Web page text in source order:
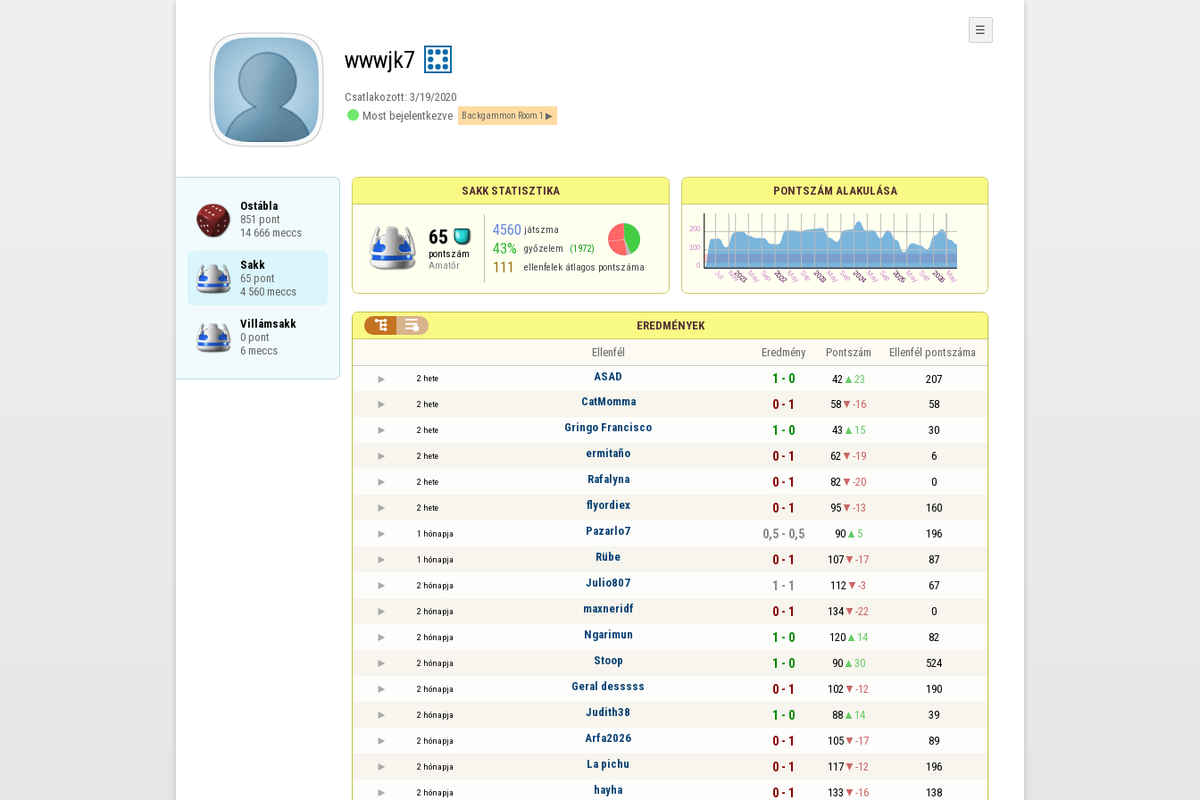
wwwjk7
Csatlakozott: 3/19/2020
 Most bejelentkezve Backgammon Room 1
☰
Ostábla
851 pont
14 666 meccs
Sakk
65 pont
4 560 meccs
Villámsakk
0 pont
6 meccs
SAKK STATISZTIKA
65
pontszám
Amatőr
4560 játszma
43% győzelem (1972)
111 ellenfelek átlagos pontszáma
PONTSZÁM ALAKULÁSA
EREDMÉNYEK
 
Ellenfél Eredmény Pontszám Ellenfél pontszáma
2 hete ASAD 1 - 0 42 23 207
2 hete CatMomma 0 - 1 58 -16 58
2 hete Gringo Francisco 1 - 0 43 15 30
2 hete ermitaño 0 - 1 62 -19 6
2 hete Rafalyna 0 - 1 82 -20 0
2 hete flyordiex 0 - 1 95 -13 160
1 hónapja Pazarlo7 0,5 - 0,5 90 5 196
1 hónapja Rübe 0 - 1 107 -17 87
2 hónapja Julio807 1 - 1 112 -3 67
2 hónapja maxneridf 0 - 1 134 -22 0
2 hónapja Ngarimun 1 - 0 120 14 82
2 hónapja Stoop 1 - 0 90 30 524
2 hónapja Geral desssss 0 - 1 102 -12 190
2 hónapja Judith38 1 - 0 88 14 39
2 hónapja Arfa2026 0 - 1 105 -17 89
2 hónapja La pichu 0 - 1 117 -12 196
2 hónapja hayha 0 - 1 133 -16 138